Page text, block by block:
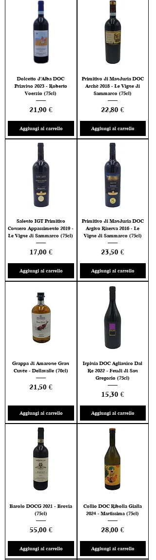
Dolcetto d’Alba DOC
Priavino 2023 - Roberto
Voerzio (75cl)
Prezzo
21,90 €
Aggiungi al carrello
Primitivo di Manduria DOC
Archè 2018 - Le Vigne di
Sammarco (75cl)
Prezzo
22,80 €
Aggiungi al carrello
Salento IGT Primitivo
Consero Appassimento 2019 -
Le Vigne di Sammarco (75cl)
Prezzo
17,00 €
Aggiungi al carrello
Primitivo di Manduria DOC
Argivo Riserva 2016 - Le
Vigne di Sammarco (75cl)
Prezzo
23,50 €
Aggiungi al carrello
Grappa di Amarone Gran
Cuvée - Dellavalle (70cl)
Prezzo
21,50 €
Aggiungi al carrello
Irpinia DOC Aglianico Dal
Re 2022 - Feudi di San
Gregorio (75cl)
Prezzo
15,30 €
Aggiungi al carrello
Barolo DOCG 2021 - Brovia
(75cl)
Prezzo
55,00 €
Aggiungi al carrello
Collio DOC Ribolla Gialla
2024 - Martissima (75cl)
Prezzo
28,00 €
Aggiungi al carrello